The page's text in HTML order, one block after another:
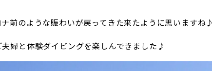
前のような賑わいが戻ってきた来たように思いますね♪
婦と体験ダイビングを楽しんできました♪